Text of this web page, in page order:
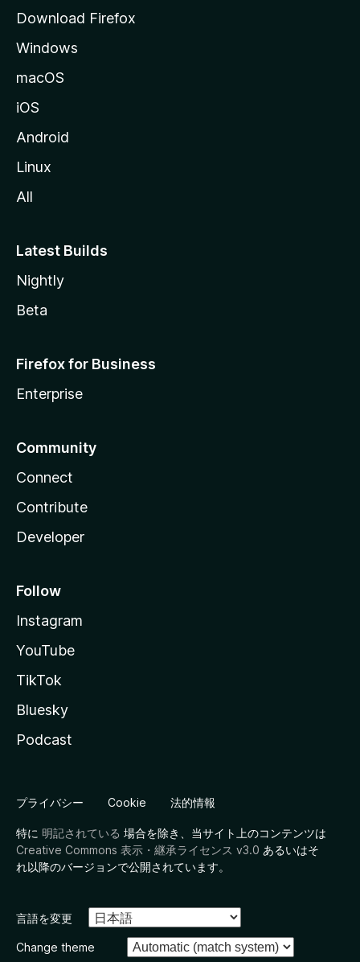
Download Firefox
Windows
macOS
iOS
Android
Linux
All
Latest Builds
Nightly
Beta
Firefox for Business
Enterprise
Community
Connect
Contribute
Developer
Follow
Instagram
YouTube
TikTok
Bluesky
Podcast
プライバシー Cookie 法的情報
特に 明記されている 場合を除き、当サイト上のコンテンツは
Creative Commons 表示・継承ライセンス v3.0 あるいはそ
れ以降のバージョンで公開されています。
言語を変更
Change theme